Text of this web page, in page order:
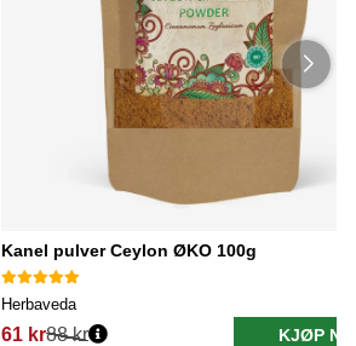
Kanel pulver Ceylon ØKO 100g
Herbaveda
61 kr88 kr KJØP NÅ